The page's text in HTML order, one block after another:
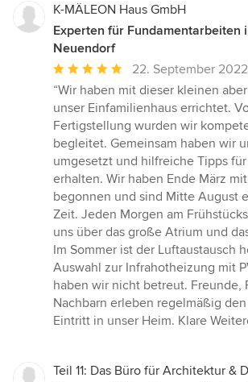
K-MÄLEON Haus GmbH
Experten für Fundamentarbeiten
Neuendorf
Durchschnittliche
Bewertung:
5
von
5
Sternen
22. September 2022
“Wir haben mit dieser kleinen
unser Einfamilienhaus errichtet.
Fertigstellung wurden wir
begleitet. Gemeinsam haben wir
umgesetzt und hilfreiche Tipps
erhalten. Wir haben Ende März
begonnen und sind Mitte August
Zeit. Jeden Morgen am
uns über das große Atrium und
Im Sommer ist der Luftaustausch
Auswahl zur Infrahotheizung mit
haben wir nicht betreut. Freunde,
Nachbarn erleben regelmäßig
Eintritt in unser Heim. Klare
Teil 11: Das Büro für Architektur &